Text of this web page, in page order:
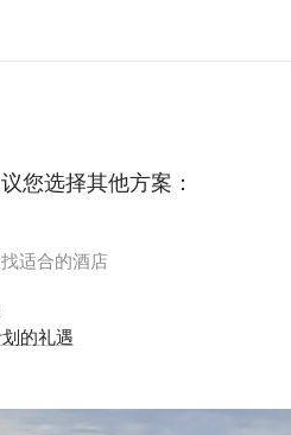
您选择其他方案：
适合的酒店
的礼遇